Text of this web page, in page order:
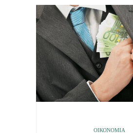
ΟΙΚΟΝΟΜΙΑ